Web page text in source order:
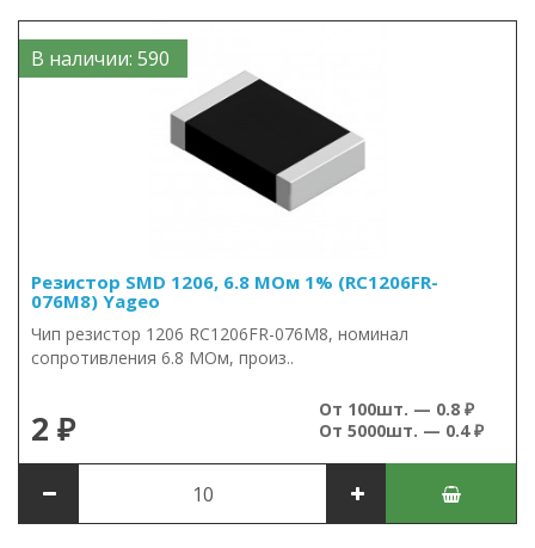
В наличии: 590
Резистор SMD 1206, 6.8 МОм 1% (RC1206FR-
076M8) Yageo
Чип резистор 1206 RC1206FR-076M8, номинал
сопротивления 6.8 МОм, произ..
2 ₽
От 100шт. — 0.8 ₽
От 5000шт. — 0.4 ₽